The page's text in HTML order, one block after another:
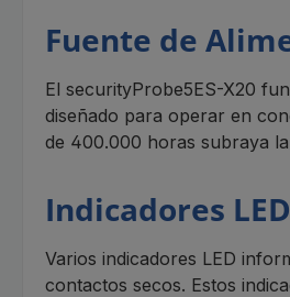
Fuente de
El securityProbe5ES-X20
diseñado para operar en
de 400.000 horas subraya
Indicadores
Varios indicadores LED
contactos secos. Estos